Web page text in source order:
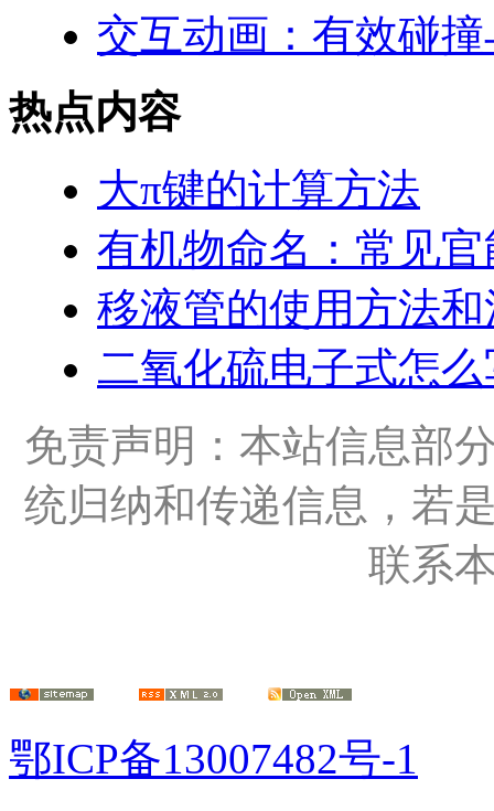
交互动画：有效碰
热点内容
大π键的计算方法
有机物命名：常见
移液管的使用方法
二氧化硫电子式怎
免责声明：本站信息部
统归纳和传递信息，若
联系
鄂ICP备13007482号-1